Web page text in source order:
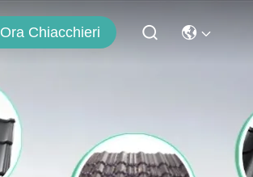
Ora Chiacchieri